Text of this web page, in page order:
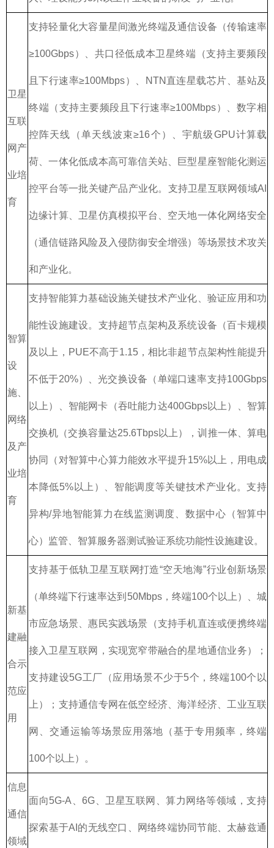
卫星
互联
网产
业培
育
支持轻量化大容量星间激光终端及通信设备（传输速率
≥100Gbps）、共口径低成本卫星终端（支持主要频段
且下行速率≥100Mbps）、NTN直连星载芯片、基站及
终端（支持主要频段且下行速率≥100Mbps）、数字相
控阵天线（单天线波束≥16个）、宇航级GPU计算载
荷、一体化低成本高可靠信关站、巨型星座智能化测运
控平台等一批关键产品产业化。支持卫星互联网领域AI
边缘计算、卫星仿真模拟平台、空天地一体化网络安全
（通信链路风险及入侵防御安全增强）等场景技术攻关
和产业化。
智算
设
施、
网络
及产
业培
育
支持智能算力基础设施关键技术产业化、验证应用和功
能性设施建设。支持超节点架构及系统设备（百卡规模
及以上，PUE不高于1.15，相比非超节点架构性能提升
不低于20%）、光交换设备（单端口速率支持100Gbps
以上）、智能网卡（吞吐能力达400Gbps以上）、智算
交换机（交换容量达25.6Tbps以上），训推一体、算电
协同（对智算中心算力能效水平提升15%以上，用电成
本降低5%以上）、智能调度等关键技术产业化。支持
异构/异地智能算力在线监测调度、数据中心（智算中
心）监管、智算服务器测试验证系统功能性设施建设。
新基
建融
合示
范应
用
支持基于低轨卫星互联网打造“空天地海”行业创新场景
（单终端下行速率达到50Mbps，终端100个以上）、城
市应急场景、惠民实践场景（支持手机直连或便携终端
接入卫星互联网，实现宽窄带融合的星地通信业务）；
支持建设5G工厂（应用场景不少于5个，终端100个以
上）；支持通信专网在低空经济、海洋经济、工业互联
网、交通运输等场景应用落地（基于专用频率，终端
100个以上）。
信息
通信
领域
面向5G-A、6G、卫星互联网、算力网络等领域，支持
探索基于AI的无线空口、网络终端协同节能、太赫兹通